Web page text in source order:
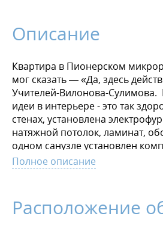
Описание
Квартира в Пионерском
мог сказать — «Да, здесь
Учителей-Вилонова-Сулимова.
идеи в интерьере - это так
стенах, установлена
натяжной потолок, ламинат,
одном санузле установлен
округлой формы. Больше
новую квартиру был лёгким и
Полное описание
Расположение